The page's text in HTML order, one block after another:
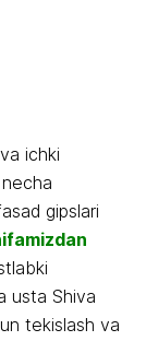
ichki
gipslari
usta Shiva
tekislash va